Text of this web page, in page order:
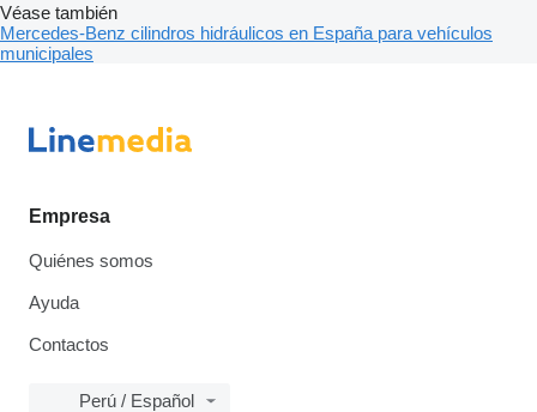
Véase también
Mercedes-Benz cilindros hidráulicos en España para vehículos
municipales
Empresa
Quiénes somos
Ayuda
Contactos
Perú / Español